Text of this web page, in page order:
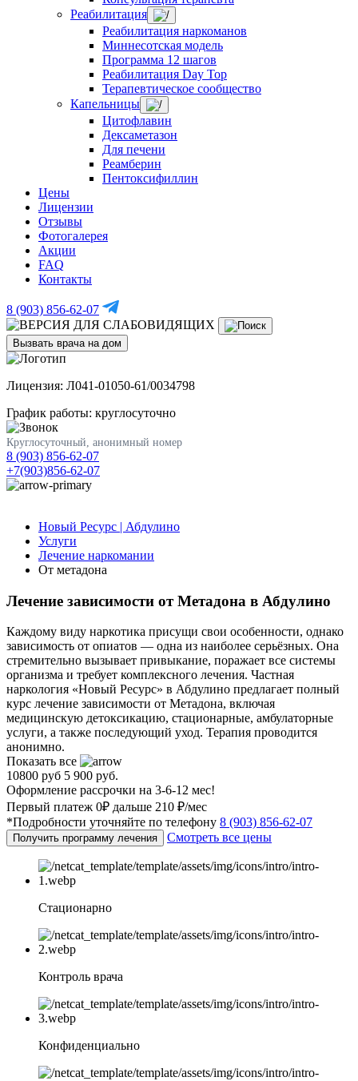
Реабилитация
Реабилитация наркоманов
Миннесотская модель
Программа 12 шагов
Реабилитация Day Top
Терапевтическое сообщество
Капельницы
Цитофлавин
Дексаметазон
Для печени
Реамберин
Пентоксифиллин
Цены
Лицензии
Отзывы
Фотогалерея
Акции
FAQ
Контакты
8 (903) 856-62-07
Вызвать врача на дом
Лицензия: Л041-01050-61/0034798
График работы: круглосуточно
Круглосуточный, анонимный номер
8 (903) 856-62-07
+7(903)856-62-07
Новый Ресурс | Абдулино
Услуги
Лечение наркомании
От метадона
Лечение зависимости от Метадона в Абдулино
Каждому виду наркотика присущи свои особенности, однако
зависимость от опиатов — одна из наиболее серьёзных. Она
стремительно вызывает привыкание, поражает все системы
организма и требует комплексного лечения. Частная
наркология «Новый Ресурс» в Абдулино предлагает полный
курс лечение зависимости от Метадона, включая
медицинскую детоксикацию, стационарные, амбулаторные
услуги, а также последующий уход. Терапия проводится
анонимно.
Показать все
10800 руб 5 900 руб.
Оформление рассрочки на 3-6-12 мес!
Первый платеж 0₽ дальше 210 ₽/мес
*Подробности уточняйте по телефону 8 (903) 856-62-07
Получить программу лечения Смотреть все цены
Стационарно
Контроль врача
Конфиденциально